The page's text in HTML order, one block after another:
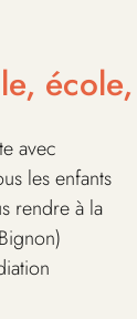
avec
les enfants
rendre à la